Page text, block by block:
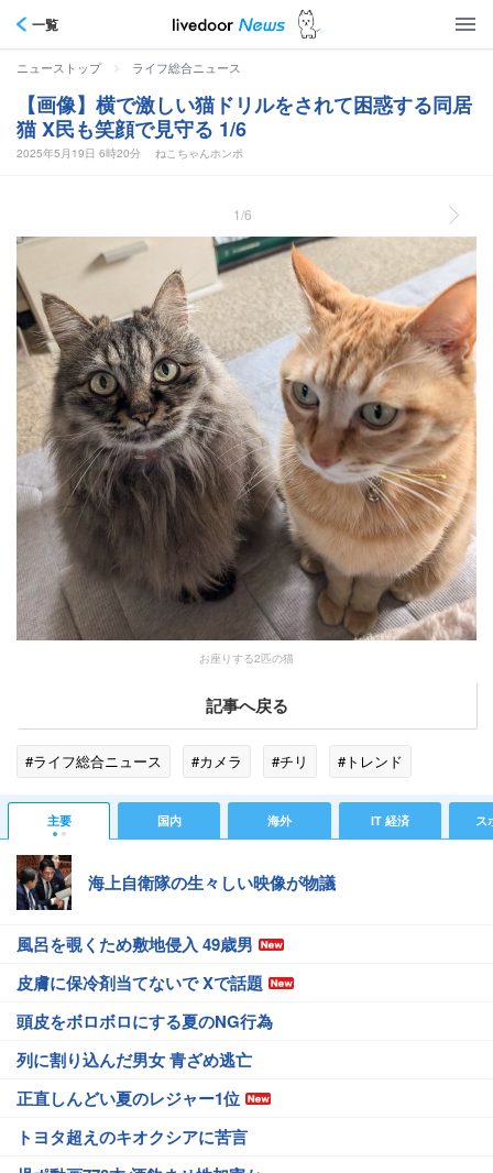
一覧
ニューストップ > ライフ総合ニュース
【画像】横で激しい猫ドリルをされて困惑する同居
猫 X民も笑顔で見守る 1/6
2025年5月19日 6時20分 ねこちゃんホンポ
1/6
お座りする2匹の猫
記事へ戻る
#ライフ総合ニュース #カメラ #チリ #トレンド
主要 国内 海外 IT 経済 ス
海上自衛隊の生々しい映像が物議
風呂を覗くため敷地侵入 49歳男
皮膚に保冷剤当てないで Xで話題
頭皮をボロボロにする夏のNG行為
列に割り込んだ男女 青ざめ逃亡
正直しんどい夏のレジャー1位
トヨタ超えのキオクシアに苦言